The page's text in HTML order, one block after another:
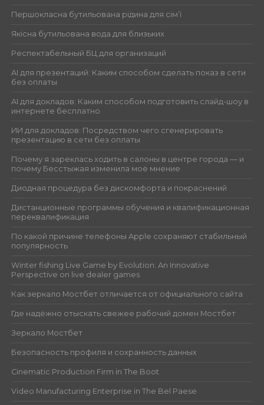
Першокласна бутильована рідина для сім’ї
Якісна бутильована вода для близьких
Респектабельный БЦ для организаций
AI для презентаций: Каким способом сделать показ в сети
без оплаты
AI для докладов: Каким способом подготовить слайд-шоу в
интернете бесплатно
ИИ для докладов: Посредством чего сгенерировать
презентацию в сети без оплаты
Почему я зареклась ходить в салоны в центре города — и
почему Бесстыжая изменила моё мнение
Диодная процедура без дискомфорта и покраснений
Дистанционные программы обучения и квалификационная
переквалификация
По какой причине телефоны Apple сохраняют стабильный
популярность
Winter fishing Live Game by Evolution: An Innovative
Perspective on live dealer games
Как зеркало Мостбет отличается от официального сайта
Где надёжно отыскать свежее рабочий домен Мостбет
Зеркало Мостбет
Безопасность профиля и сохранность данных
Cinematic Production Firm in The Boot
Video Manufacturing Enterprise in The Bel Paese